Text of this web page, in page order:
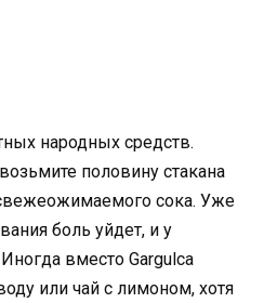
народных средств.
половину стакана
сока. Уже
боль уйдет, и у
вместо Gargulca
или чай с лимоном, хотя